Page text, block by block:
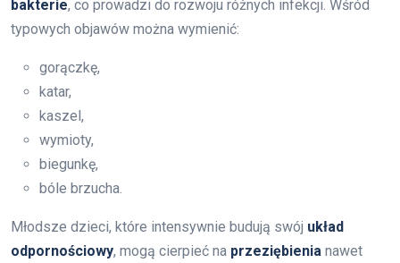
bakterie, co prowadzi do rozwoju różnych infekcji. Wśród
typowych objawów można wymienić:
gorączkę,
katar,
kaszel,
wymioty,
biegunkę,
bóle brzucha.
Młodsze dzieci, które intensywnie budują swój układ
odpornościowy, mogą cierpieć na przeziębienia nawet